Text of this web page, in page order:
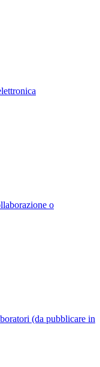
o
(da pubblicare in